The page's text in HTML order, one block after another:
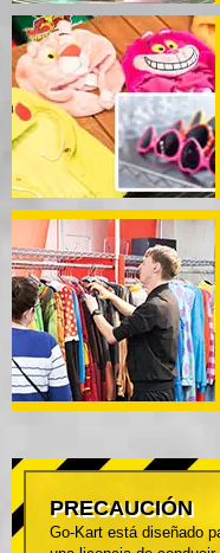
PRECAUCIÓN
Go-Kart está diseñado